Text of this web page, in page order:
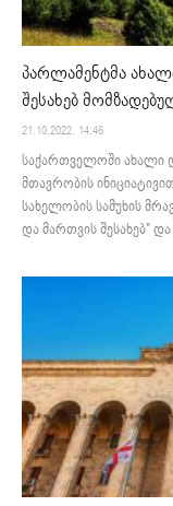
პარლამენტმა
შესახებ
21.10.2022. 14:46
საქართველოში ახალი
მთავრობის
სახელობის სამუხის
და მართვის შესახებ"